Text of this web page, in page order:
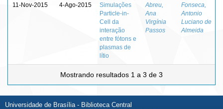
11-Nov-2015 4-Ago-2015
Simulações
Particle-in-
Cell da
interação
entre fótons e
plasmas de
lítio
Abreu,
Ana
Virgínia
Passos
Fonseca,
Antonio
Luciano de
Almeida
Mostrando resultados 1 a 3 de 3
Universidade de Brasília - Biblioteca Central